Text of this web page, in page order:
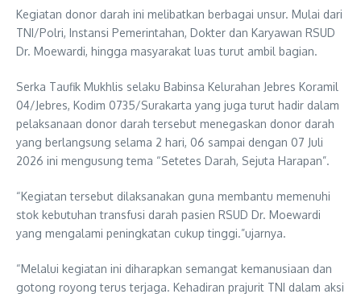
Kegiatan donor darah ini melibatkan berbagai unsur. Mulai dari
TNI/Polri, Instansi Pemerintahan, Dokter dan Karyawan RSUD
Dr. Moewardi, hingga masyarakat luas turut ambil bagian.
Serka Taufik Mukhlis selaku Babinsa Kelurahan Jebres Koramil
04/Jebres, Kodim 0735/Surakarta yang juga turut hadir dalam
pelaksanaan donor darah tersebut menegaskan donor darah
yang berlangsung selama 2 hari, 06 sampai dengan 07 Juli
2026 ini mengusung tema “Setetes Darah, Sejuta Harapan”.
“Kegiatan tersebut dilaksanakan guna membantu memenuhi
stok kebutuhan transfusi darah pasien RSUD Dr. Moewardi
yang mengalami peningkatan cukup tinggi.”ujarnya.
“Melalui kegiatan ini diharapkan semangat kemanusiaan dan
gotong royong terus terjaga. Kehadiran prajurit TNI dalam aksi